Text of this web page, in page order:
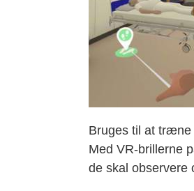
Bruges til at træne
Med VR-brillerne
de skal observere